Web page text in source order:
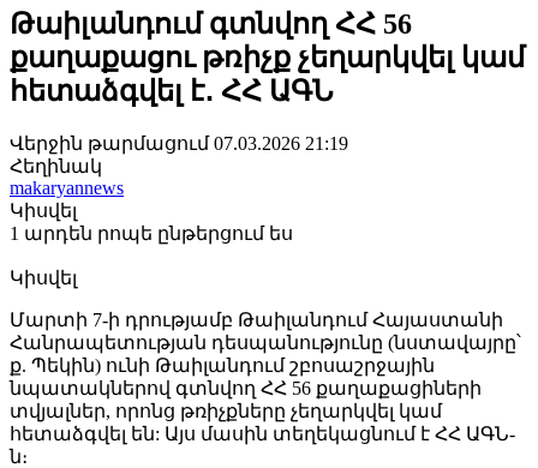
Թաիլանդում գտնվող ՀՀ 56
քաղաքացու թռիչք չեղարկվել կամ
հետաձգվել է․ ՀՀ ԱԳՆ
Վերջին թարմացում 07.03.2026 21:19
Հեղինակ
makaryannews
Կիսվել
1 արդեն րոպե ընթերցում ես
Կիսվել
Մարտի 7-ի դրությամբ Թաիլանդում Հայաստանի
Հանրապետության դեսպանությունը (նստավայրը՝
ք. Պեկին) ունի Թաիլանդում շբոսաշրջային
նպատակներով գտնվող ՀՀ 56 քաղաքացիների
տվյալներ, որոնց թռիչքները չեղարկվել կամ
հետաձգվել են: Այս մասին տեղեկացնում է ՀՀ ԱԳՆ-
ն։